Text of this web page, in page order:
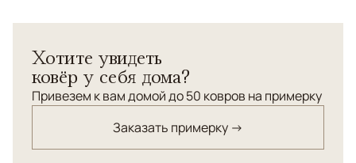
Хотите увидеть
ковёр у себя дома?
Привезем к вам домой до 50 ковров на примерку
Заказать примерку →